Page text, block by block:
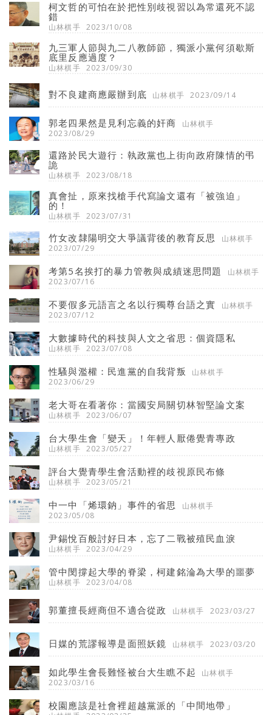
柯文哲的可怕在於把性別歧視習以為常還死不認
錯
山林棋手 2023/10/08
九三軍人節與九二八教師節，獨派小黨何須歇斯
底里反應過度？
山林棋手 2023/09/30
對不良建商應嚴辦到底 山林棋手 2023/09/14
郭老四果然是見利忘義的奸商
山林棋手
2023/08/29
還路於民大遊行：執政黨也上街向政府陳情的弔
詭
山林棋手 2023/08/18
真會扯，原來找槍手代寫論文還有「被強迫」
的！
山林棋手 2023/07/31
竹女改隸陽明交大爭議背後的教育反思
山林棋手
2023/07/29
考第5名挨打的暴力管教與成績迷思問題
山林棋手
2023/07/16
不要假多元語言之名以行獨尊台語之實
山林棋手
2023/07/12
大數據時代的科技與人文之省思：個資隱私
山林棋手 2023/07/08
性騷與濫權：民進黨的自我背叛
山林棋手
2023/06/29
老大哥在看著你：當國安局關切林智堅論文案
山林棋手 2023/06/07
台大學生會「變天」！年輕人厭倦覺青專政
山林棋手 2023/05/27
評台大覺青學生會活動裡的歧視原民布條
山林棋手 2023/05/21
中一中「烯環鈉」事件的省思
山林棋手
2023/05/08
尹錫悅百般討好日本，忘了二戰被殖民血淚
山林棋手 2023/04/29
管中閔撐起大學的脊梁，柯建銘淪為大學的噩夢
山林棋手 2023/04/08
郭董擅長經商但不適合從政 山林棋手 2023/03/27
日媒的荒謬報導是面照妖鏡 山林棋手 2023/03/20
如此學生會長難怪被台大生瞧不起
山林棋手
2023/03/16
校園應該是社會裡超越黨派的「中間地帶」